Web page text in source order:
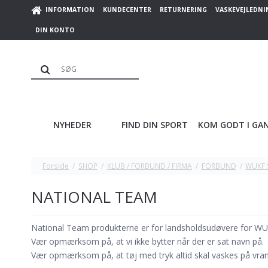
INFORMATION KUNDECENTER RETURNERING
DIN KONTO
NYHEDER FIND DIN SPORT KOM GODT I
Forside / SHOP / KLUB / FORBUND / FIRMA / FORBUND / WUKF
NATIONAL TEAM
National Team produkterne er for landsholdsudøvere for
Vær opmærksom på, at vi ikke bytter når der er sat navn på.
Vær opmærksom på, at tøj med tryk altid skal vaskes på